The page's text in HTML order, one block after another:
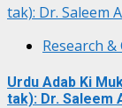
tak): Dr. Saleem
Research
Urdu Adab Ki
tak): Dr. Saleem